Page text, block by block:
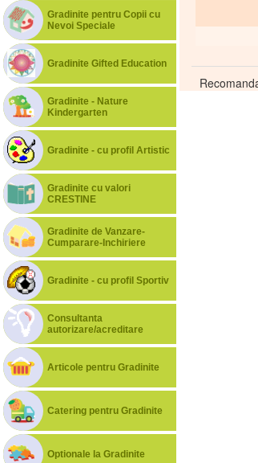
Gradinite pentru Copii cu
Nevoi Speciale
Gradinite Gifted Education
Gradinite - Nature
Kindergarten
Gradinite - cu profil Artistic
Gradinite cu valori
CRESTINE
Gradinite de Vanzare-
Cumparare-Inchiriere
Gradinite - cu profil Sportiv
Consultanta
autorizare/acreditare
Articole pentru Gradinite
Catering pentru Gradinite
Optionale la Gradinite